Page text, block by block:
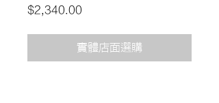
$2,340.00
實體店面選購